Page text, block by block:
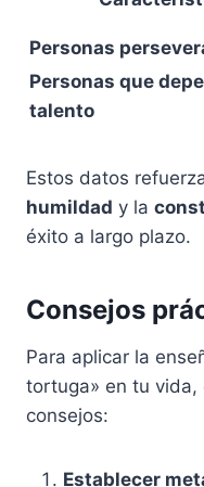
Personas
Personas que
talento
Estos datos
humildad y la
éxito a largo plazo.
Consejos
Para aplicar la
tortuga» en tu vida,
consejos:
Establecer